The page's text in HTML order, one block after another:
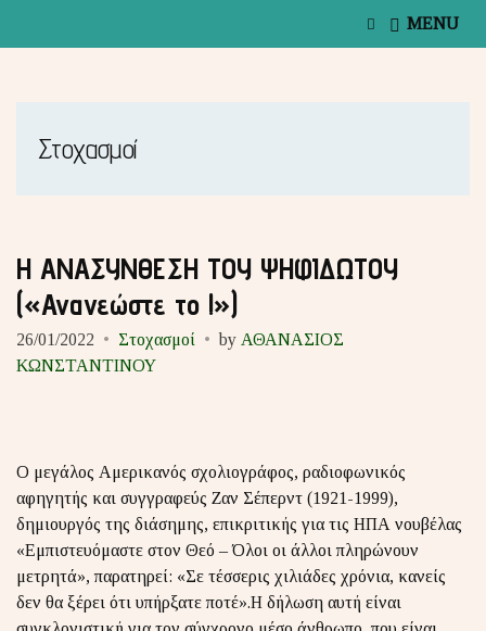
f
o
MENU
Στοχασμοί
Η ΑΝΑΣΥΝΘΕΣΗ ΤΟΥ ΨΗΦΙΔΩΤΟΥ
(«Ανανεώστε το !»)
26/01/2022 Στοχασμοί by ΑΘΑΝΑΣΙΟΣ
ΚΩΝΣΤΑΝΤΙΝΟΥ
Ο μεγάλος Αμερικανός σχολιογράφος, ραδιοφωνικός
αφηγητής και συγγραφεύς Ζαν Σέπερντ (1921-1999),
δημιουργός της διάσημης, επικριτικής για τις ΗΠΑ νουβέλας
«Εμπιστευόμαστε στον Θεό – Όλοι οι άλλοι πληρώνουν
μετρητά», παρατηρεί: «Σε τέσσερις χιλιάδες χρόνια, κανείς
δεν θα ξέρει ότι υπήρξατε ποτέ».Η δήλωση αυτή είναι